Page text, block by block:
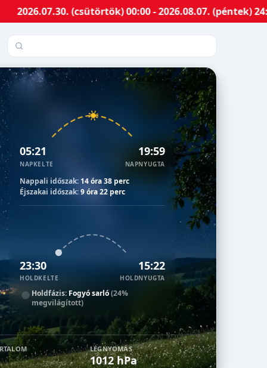
(csütörtök) 00:00 - 2026.08.07. (péntek) 24:00-ig
Település keresése
05:21
NAPKELTE
19:59
NAPNYUGTA
Nappali időszak: 14 óra 38 perc
Éjszakai időszak:9 óra 22 perc
23:30
HOLDKELTE
15:22
HOLDNYUGTA
Holdfázis: Fogyó sarló(24%
megvilágított)
LÉGNYOMÁS
1012 hPa